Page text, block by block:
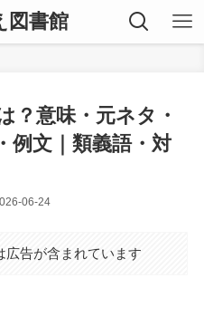
図書館
？意味・元ネタ・
例文｜類義語・対
06-24
広告が含まれています